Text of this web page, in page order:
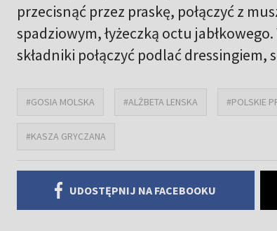
przecisnąć przez praskę, połączyć z
spadziowym, łyżeczką octu
składniki połączyć podlać
#GOSIA MOLSKA #ALŻBETA LENSKA #POLSKIE
#KASZA GRYCZANA
UDOSTĘPNIJ NA FACEBOOKU